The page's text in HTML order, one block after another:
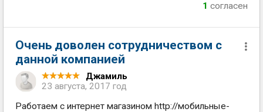
1 согласен
Очень доволен сотрудничеством с
данной компанией
Джамиль
23 августа, 2017 год
Работаем с интернет магазином http://мобильные-